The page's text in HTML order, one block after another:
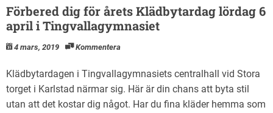
Förbered dig för årets Klädbytardag lördag 6
april i Tingvallagymnasiet
4 mars, 2019 Kommentera
Klädbytardagen i Tingvallagymnasiets centralhall vid Stora
torget i Karlstad närmar sig. Här är din chans att byta stil
utan att det kostar dig något. Har du fina kläder hemma som